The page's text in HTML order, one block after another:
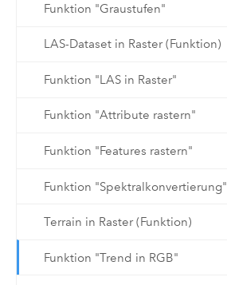
Funktion "Graustufen"
LAS-Dataset in Raster (Funktion)
Funktion "LAS in Raster"
Funktion "Attribute rastern"
Funktion "Features rastern"
Funktion "Spektralkonvertierung"
Terrain in Raster (Funktion)
Funktion "Trend in RGB"